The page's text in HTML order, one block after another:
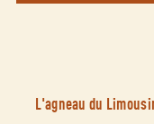
L'agneau du